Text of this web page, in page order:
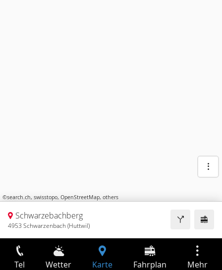
©search.ch, swisstopo, OpenStreetMap, others
Schwarzebachberg
4953 Schwarzenbach (Huttwil)
Tel Wetter Karte Fahrplan Mehr